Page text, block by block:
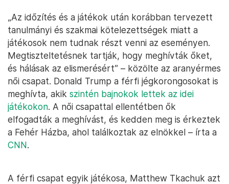
„Az időzítés és a játékok után korábban tervezett
tanulmányi és szakmai kötelezettségek miatt a
játékosok nem tudnak részt venni az eseményen.
Megtiszteltetésnek tartják, hogy meghívták őket,
és hálásak az elismerésért” – közölte az aranyérmes
női csapat. Donald Trump a férfi jégkorongosokat is
meghívta, akik szintén bajnokok lettek az idei
játékokon. A női csapattal ellentétben ők
elfogadták a meghívást, és kedden meg is érkeztek
a Fehér Házba, ahol találkoztak az elnökkel – írta a
CNN.
A férfi csapat egyik játékosa, Matthew Tkachuk azt